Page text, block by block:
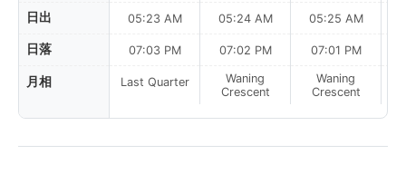
日出
日落
月相
05:23 AM
07:03 PM
Last Quarter
05:24 AM
07:02 PM
Waning
Crescent
05:25 AM
07:01 PM
Waning
Crescent